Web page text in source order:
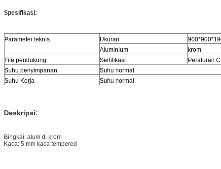
Spesifikasi:
Parameter teknis Ukuran
Aluminium
krom
File pendukung
Sertifikasi
Peraturan
Suhu penyimpanan
Suhu normal
Suhu Kerja
Suhu normal
Deskripsi:
Bingkai: alum di krom
Kaca: 5 mm kaca tempered